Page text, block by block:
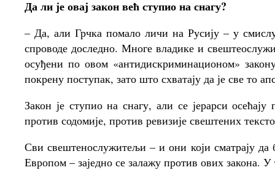
Да ли је овај закон већ ступио на снагу?
– Да, али Грчка помало личи на Русију – у
спроводе доследно. Многе владике и
осуђени по овом «антидискриминационом»
покрену поступак, зато што схватају да је све то
Закон је ступио на снагу, али се јерарси
против содомије, против ревизије свештених
Сви свештенослужитељи – и они који сматрају
Европом – заједно се залажу против ових закона.